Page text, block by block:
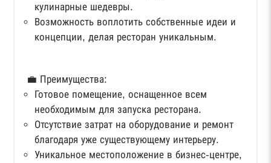
кулинарные шедевры.
Возможность воплотить собственные идеи и
концепции, делая ресторан уникальным.
💼 Преимущества:
Готовое помещение, оснащенное всем
необходимым для запуска ресторана.
Отсутствие затрат на оборудование и ремонт
благодаря уже существующему интерьеру.
Уникальное местоположение в бизнес-центре,